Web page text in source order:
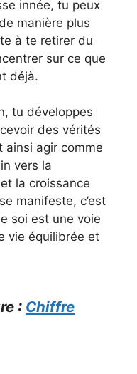
innée, tu peux
manière plus
à te retirer du
sur ce que
déjà.
tu développes
des vérités
ainsi agir comme
vers la
la croissance
manifeste, c’est
soi est une voie
vie équilibrée et
: Chiffre